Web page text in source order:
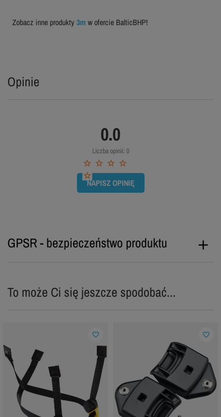
Zobacz inne produkty 3m w ofercie BalticBHP!
Opinie
0.0
Liczba opinii: 0
NAPISZ OPINIĘ
GPSR - bezpieczeństwo produktu
To może Ci się jeszcze spodobać...
favorite_border favorite_border